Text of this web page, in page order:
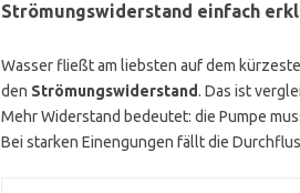
Strömungswiderstand einfach
Wasser fließt am liebsten auf dem
den Strömungswiderstand. Das ist
Mehr Widerstand bedeutet: die Pumpe
Bei starken Einengungen fällt die